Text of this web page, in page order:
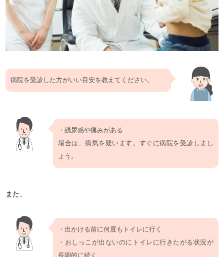
病院を受診した方がいい目安を教えてください。
・残尿感や痛みがある
場合は、病気を疑います。すぐに病院を受診しまし
ょう。
また、
・出かける前に何度もトイレに行く
・おしっこが出ないのにトイレに行きたがる状況が
長期的に続く